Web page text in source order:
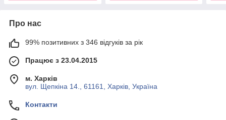
Про нас
99% позитивних з 346 відгуків за рік
Працює з 23.04.2015
м. Харків
вул. Щепкіна 14., 61161, Харків, Україна
Контакти